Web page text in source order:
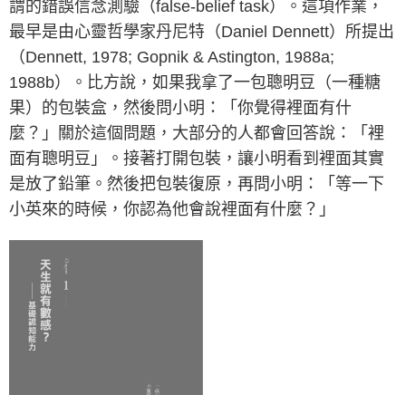
謂的錯誤信念測驗（false-belief task）。這項作業，
最早是由心靈哲學家丹尼特（Daniel Dennett）所提出
（Dennett, 1978; Gopnik & Astington, 1988a;
1988b）。比方說，如果我拿了一包聰明豆（一種糖
果）的包裝盒，然後問小明：「你覺得裡面有什
麼？」關於這個問題，大部分的人都會回答說：「裡
面有聰明豆」。接著打開包裝，讓小明看到裡面其實
是放了鉛筆。然後把包裝復原，再問小明：「等一下
小英來的時候，你認為他會說裡面有什麼？」